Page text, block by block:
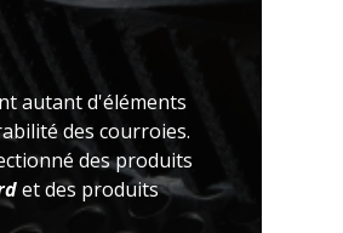
autant d'éléments
des courroies.
des produits
et des produits